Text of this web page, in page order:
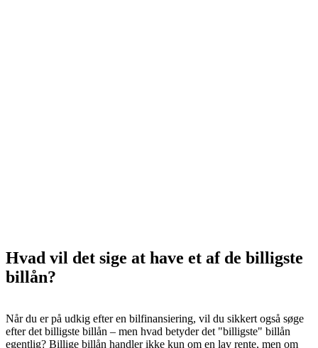
Hvad vil det sige at have et af de billigste
billån?
Når du er på udkig efter en bilfinansiering, vil du sikkert også søge
efter det billigste billån – men hvad betyder det "billigste" billån
egentlig? Billige billån handler ikke kun om en lav rente, men om